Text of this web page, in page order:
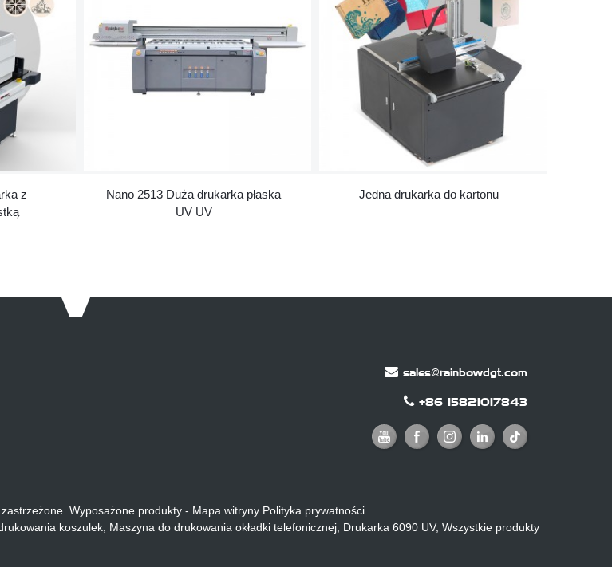
z
Nano 2513 Duża drukarka płaska
UV UV
Jedna drukarka do kartonu
sales@rainbowdgt.com
+86 15821017843
Wyposażone produkty- Mapa witryny Polityka prywatności
koszulek Maszyna do drukowania okładki telefonicznej Drukarka 6090 UV, Wszystkie produkty